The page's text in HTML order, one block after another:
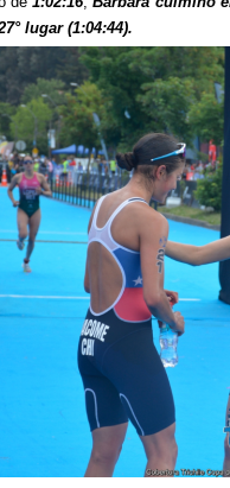
lugar (1:04:44).